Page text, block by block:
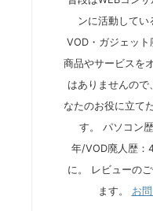
ンに活動してい
VOD・ガジェッ
商品やサービスを
はありませんので
なたのお役に立て
す。 パソコン
年/VOD廃人歴：
に。 レビューの
ます。 お